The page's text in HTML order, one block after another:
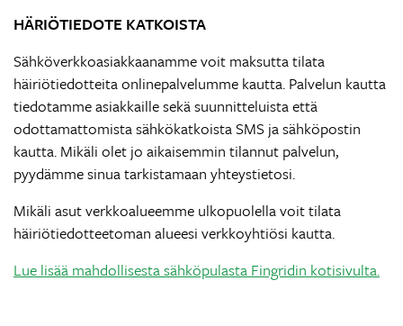
HÄRIÖTIEDOTE KATKOISTA
Sähköverkkoasiakkaanamme voit maksutta tilata
häiriötiedotteita onlinepalvelumme kautta. Palvelun kautta
tiedotamme asiakkaille sekä suunnitteluista että
odottamattomista sähkökatkoista SMS ja sähköpostin
kautta. Mikäli olet jo aikaisemmin tilannut palvelun,
pyydämme sinua tarkistamaan yhteystietosi.
Mikäli asut verkkoalueemme ulkopuolella voit tilata
häiriötiedotteetoman alueesi verkkoyhtiösi kautta.
Lue lisää mahdollisesta sähköpulasta Fingridin kotisivulta.